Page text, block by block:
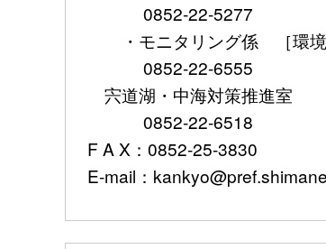
0852-22-5277
・モニタリング係 ［環境
0852-22-6555
宍道湖・中海対策推進室
0852-22-6518
F A X：0852-25-3830
E-mail：